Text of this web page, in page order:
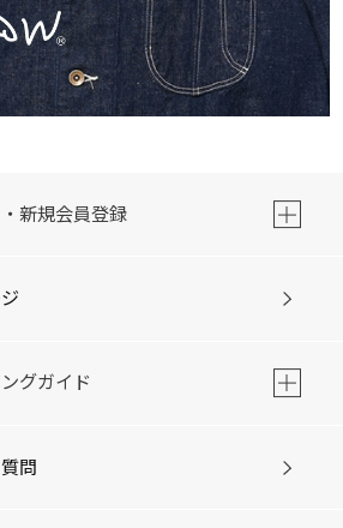
新規会員登録
グガイド
問